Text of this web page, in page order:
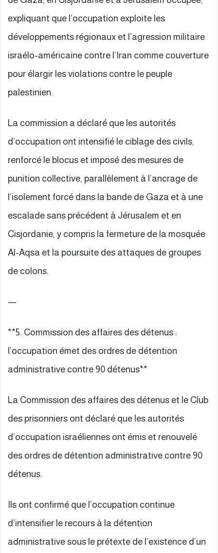
expliquant que l’occupation exploite les
développements régionaux et l’agression militaire
israélo-américaine contre l’Iran comme couverture
pour élargir les violations contre le peuple
palestinien.
La commission a déclaré que les autorités
d’occupation ont intensifié le ciblage des civils,
renforcé le blocus et imposé des mesures de
punition collective, parallèlement à l’ancrage de
l’isolement forcé dans la bande de Gaza et à une
escalade sans précédent à Jérusalem et en
Cisjordanie, y compris la fermeture de la mosquée
Al-Aqsa et la poursuite des attaques de groupes
de colons.
—
**5. Commission des affaires des détenus :
l’occupation émet des ordres de détention
administrative contre 90 détenus**
La Commission des affaires des détenus et le Club
des prisonniers ont déclaré que les autorités
d’occupation israéliennes ont émis et renouvelé
des ordres de détention administrative contre 90
détenus.
Ils ont confirmé que l’occupation continue
d’intensifier le recours à la détention
administrative sous le prétexte de l’existence d’un